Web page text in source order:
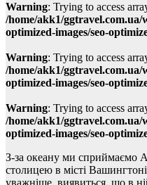
Warning: Trying to access
/home/akk1/
optimized-images/seo-
Warning: Trying to access
/home/akk1/
optimized-images/seo-
Warning: Trying to access
/home/akk1/
optimized-images/seo-
З-за океану ми сприймаємо
столицею в місті